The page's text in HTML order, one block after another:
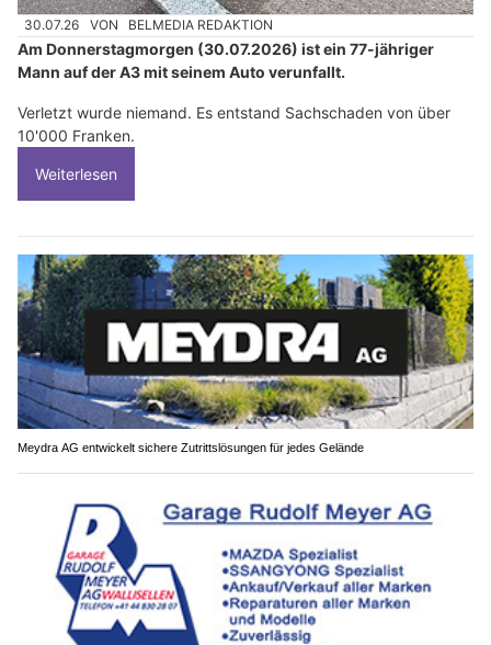
30.07.26 VON BELMEDIA REDAKTION
Am Donnerstagmorgen (30.07.2026) ist ein 77-jähriger
Mann auf der A3 mit seinem Auto verunfallt.
Verletzt wurde niemand. Es entstand Sachschaden von über
10'000 Franken.
Weiterlesen
Meydra AG entwickelt sichere Zutrittslösungen für jedes Gelände